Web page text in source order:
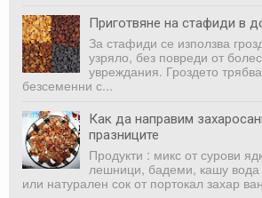
Приготвяне на стафиди в
За стафиди се използва
узряло, без повреди от
увреждания. Гроздето
безсеменни с...
Как да направим
празниците
Продукти : микс от сурови
лешници, бадеми, кашу
или натурален сок от портокал захар